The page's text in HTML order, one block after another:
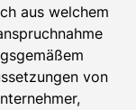
aus welchem
von